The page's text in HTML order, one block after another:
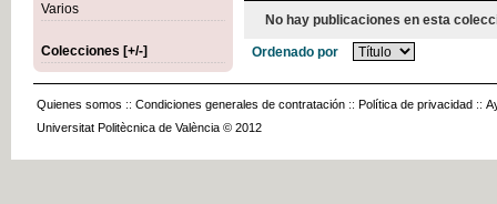
Varios
Colecciones [+/-]
No hay publicaciones en esta
Ordenado por
Quienes somos :: Condiciones generales de contratación :: Política de privacidad ::
Universitat Politècnica de València © 2012